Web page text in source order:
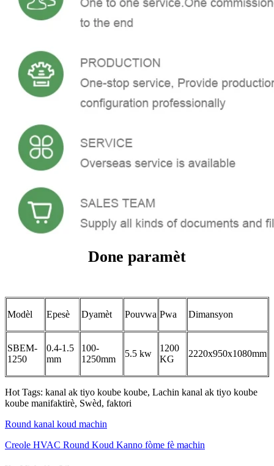
Done paramèt
Modèl Epesè Dyamèt Pouvwa Pwa Dimansyon
SBEM-
1250
0.4-1.5
mm
100-
1250mm
5.5 kw
1200
KG
2220x950x1080mm
Hot Tags: kanal ak tiyo koube koube, Lachin kanal ak tiyo koube
koube manifaktirè, Swèd, faktori
Round kanal koud machin
Creole HVAC Round Koud Kanno fòme fè machin